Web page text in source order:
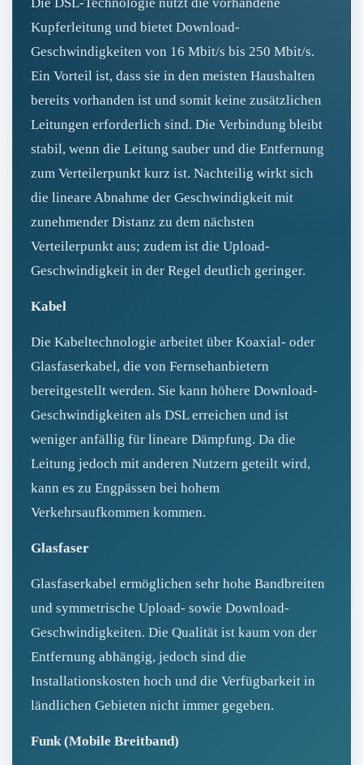
Kupferleitung und bietet Download-
Geschwindigkeiten von 16 Mbit/s bis 250 Mbit/s.
Ein Vorteil ist, dass sie in den meisten Haushalten
bereits vorhanden ist und somit keine zusätzlichen
Leitungen erforderlich sind. Die Verbindung bleibt
stabil, wenn die Leitung sauber und die Entfernung
zum Verteilerpunkt kurz ist. Nachteilig wirkt sich
die lineare Abnahme der Geschwindigkeit mit
zunehmender Distanz zu dem nächsten
Verteilerpunkt aus; zudem ist die Upload-
Geschwindigkeit in der Regel deutlich geringer.
Kabel
Die Kabeltechnologie arbeitet über Koaxial- oder
Glasfaserkabel, die von Fernsehanbietern
bereitgestellt werden. Sie kann höhere Download-
Geschwindigkeiten als DSL erreichen und ist
weniger anfällig für lineare Dämpfung. Da die
Leitung jedoch mit anderen Nutzern geteilt wird,
kann es zu Engpässen bei hohem
Verkehrsaufkommen kommen.
Glasfaser
Glasfaserkabel ermöglichen sehr hohe Bandbreiten
und symmetrische Upload- sowie Download-
Geschwindigkeiten. Die Qualität ist kaum von der
Entfernung abhängig, jedoch sind die
Installationskosten hoch und die Verfügbarkeit in
ländlichen Gebieten nicht immer gegeben.
Funk (Mobile Breitband)